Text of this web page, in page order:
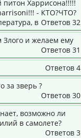
питон Харрисона!!!!!
- КТО?ЧТО?
в Ответов 32
Злого и желаем ему
Ответов 31
Ответов 4
за зверь ?
Ответов 30
возможно ли
в самолете?
Ответов 3